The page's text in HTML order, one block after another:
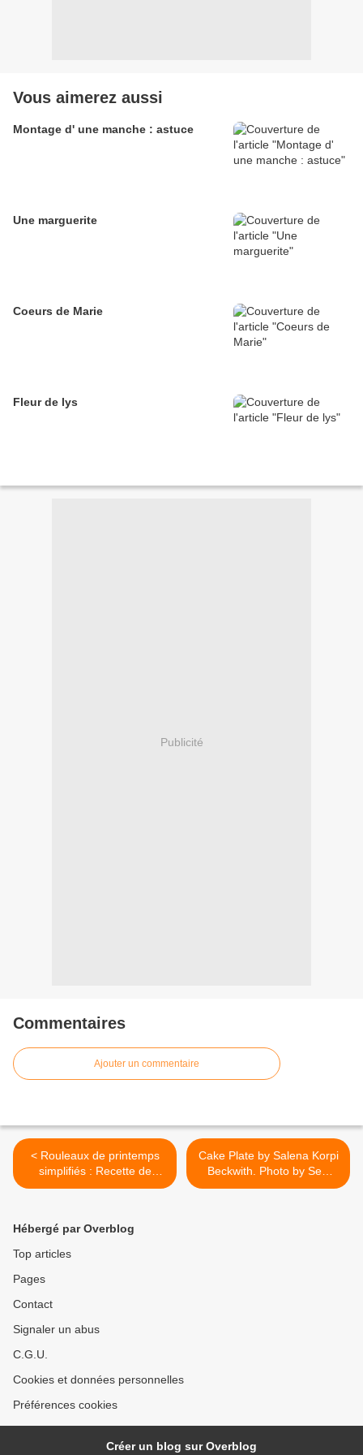
Vous aimerez aussi
Montage d' une manche : astuce
Une marguerite
Coeurs de Marie
Fleur de lys
Publicité
Commentaires
Ajouter un commentaire
< Rouleaux de printemps
simplifiés : Recette de
Rouleaux de printemps
Cake Plate by Salena Korpi
Beckwith. Photo by Sew
Fun 2 Quilt. >
Hébergé par Overblog
Top articles
Pages
Contact
Signaler un abus
C.G.U.
Cookies et données personnelles
Préférences cookies
Créer un blog sur Overblog